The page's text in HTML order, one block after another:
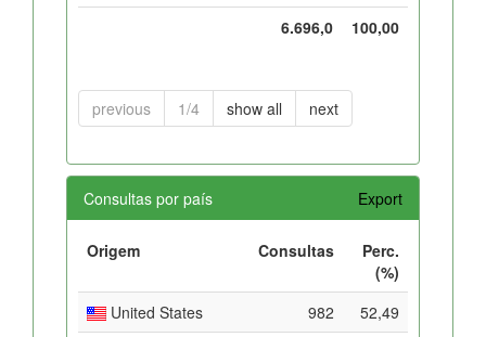
6.696,0
100,00
previous 1/4 show all next
Consultas por país Export
Origem Consultas
Perc.
(%)
United States
982
52,49